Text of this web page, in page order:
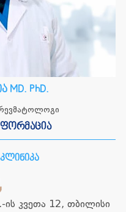
PhD.
ის კვეთა 12, თბილისი